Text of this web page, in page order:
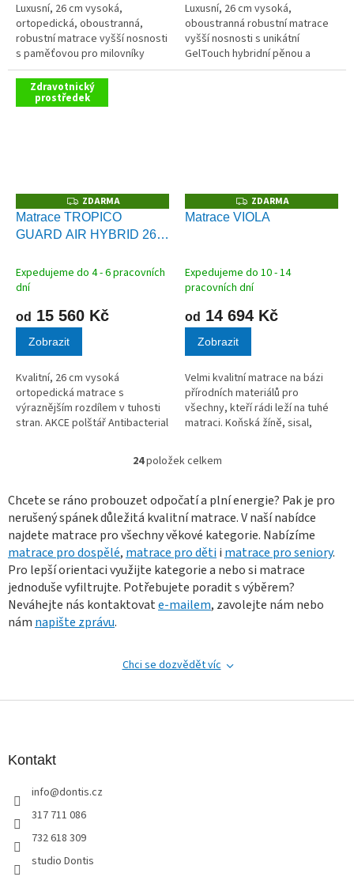
Luxusní, 26 cm vysoká,
ortopedická, oboustranná,
robustní matrace vyšší nosnosti
s paměťovou pro milovníky
tuhého ležení.
Luxusní, 26 cm vysoká,
oboustranná robustní matrace
vyšší nosnosti s unikátní
GelTouch hybridní pěnou a
klasickou hybridní pěnou.
Zdravotnický
prostředek
Z
D
A
R
ZDARMA
Matrace TROPICO
GUARD AIR HYBRID 26
Gel zdarma
Expedujeme do 4 - 6 pracovních
dní
od 15 560 Kč
Zobrazit
Kvalitní, 26 cm vysoká
ortopedická matrace s
výraznějším rozdílem v tuhosti
stran. AKCE polštář Antibacterial
Z
D
A
ZDARMA
Matrace VIOLA
Expedujeme do 10 - 14
pracovních dní
od 14 694 Kč
Zobrazit
Velmi kvalitní matrace na bázi
přírodních materiálů pro
všechny, kteří rádi leží na tuhé
matraci. Koňská žíně, sisal,
a latex se postarají o dokonalé
odvádění vlhkosti a...
O
l
á
d
a
c
í
p
r
v
24položek celkem
Chcete se ráno probouzet odpočatí a plní energie? Pak je pro
nerušený spánek důležitá kvalitní matrace. V naší nabídce
najdete matrace pro všechny věkové kategorie. Nabízíme
matrace pro dospělé, matrace pro dětii matrace pro seniory.
Pro lepší orientaci využijte kategorie a nebo si matrace
jednoduše vyfiltrujte. Potřebujete poradit s výběrem?
Neváhejte nás kontaktovate-mailem, zavolejte nám nebo
nám napište zprávu.
Chci se dozvědět víc
Kontakt
info@dontis.cz
317 711 086
732 618 309
studio Dontis